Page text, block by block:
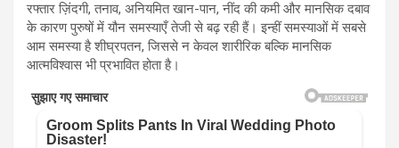
रफ्तार ज़िंदगी, तनाव, अनियमित खान-पान, नींद की कमी और मानसिक दबाव
के कारण पुरुषों में यौन समस्याएँ तेजी से बढ़ रही हैं। इन्हीं समस्याओं में सबसे
आम समस्या है शीघ्रपतन, जिससे न केवल शारीरिक बल्कि मानसिक
आत्मविश्वास भी प्रभावित होता है।